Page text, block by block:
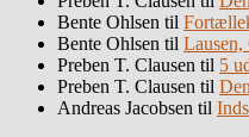
Bente Ohlsen til
Bente Ohlsen til Lausen,
Preben T. Clausen til 5
Preben T. Clausen til
Andreas Jacobsen til